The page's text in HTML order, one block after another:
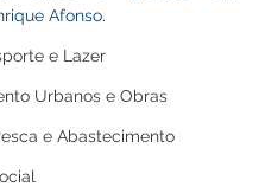
e Lazer
Urbanos e Obras
e Abastecimento
Afonso.